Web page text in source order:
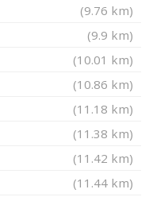
(9.76 km)
(9.9 km)
(10.01 km)
(10.86 km)
(11.18 km)
(11.38 km)
(11.42 km)
(11.44 km)